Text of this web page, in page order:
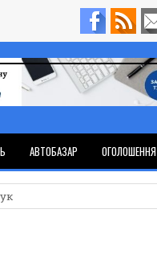
АВТОБАЗАР ОГОЛОШЕННЯ